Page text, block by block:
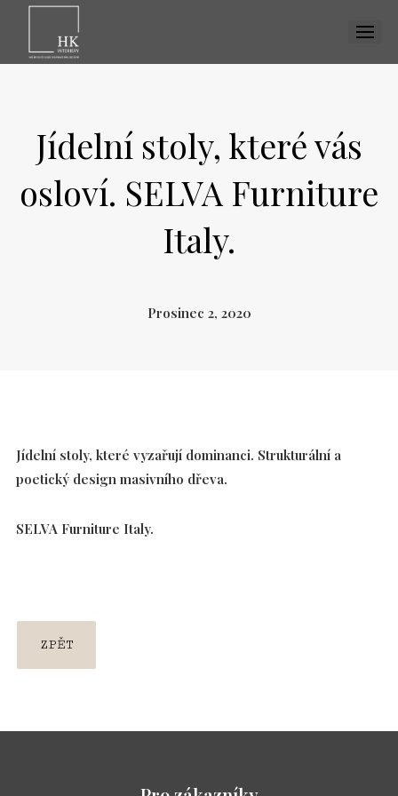
MENU
Jídelní stoly, které vás
osloví. SELVA Furniture
Italy.
Prosinec 2, 2020
Jídelní stoly, které vyzařují dominanci. Strukturální a
poetický design masivního dřeva.
SELVA Furniture Italy.
ZPĚT